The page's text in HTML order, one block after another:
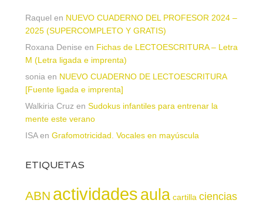
Raquel en NUEVO CUADERNO DEL PROFESOR 2024 –
2025 (SUPERCOMPLETO Y GRATIS)
Roxana Denise en Fichas de LECTOESCRITURA – Letra
M (Letra ligada e imprenta)
sonia en NUEVO CUADERNO DE LECTOESCRITURA
[Fuente ligada e imprenta]
Walkiria Cruz en Sudokus infantiles para entrenar la
mente este verano
ISAen Grafomotricidad. Vocales en mayúscula
ETIQUETAS
ABN actividadesaula cartilla ciencias